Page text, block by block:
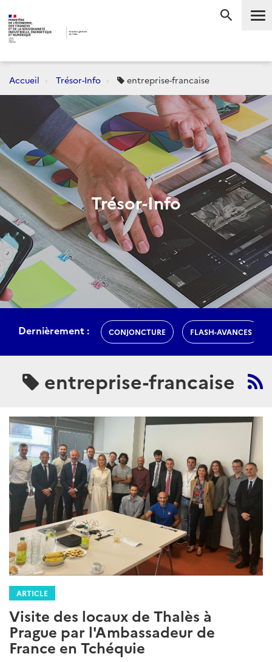
Accueil Trésor-Info entreprise-francaise
Trésor-Info
Dernièrement : CONJONCTURE FLASH-AVANCES
entreprise-francaise
ARTICLE
Visite des locaux de Thalès à
Prague par l'Ambassadeur de
France en Tchéquie